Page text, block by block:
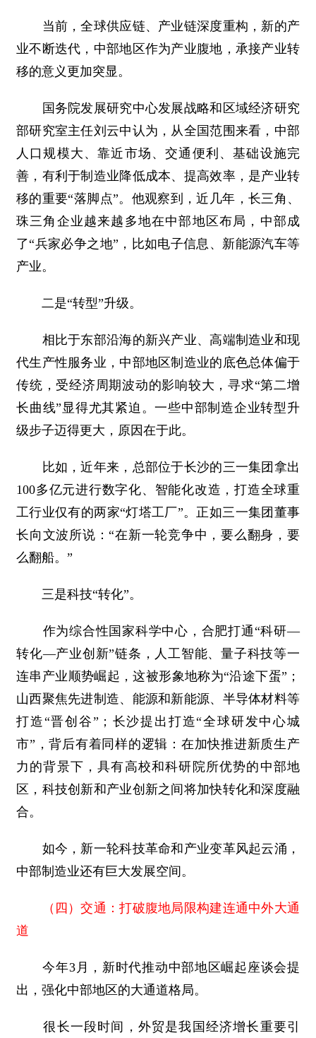
当前，全球供应链、产业链深度重构，新的产
业不断迭代，中部地区作为产业腹地，承接产业转
移的意义更加突显。
国务院发展研究中心发展战略和区域经济研究
部研究室主任刘云中认为，从全国范围来看，中部
人口规模大、靠近市场、交通便利、基础设施完
善，有利于制造业降低成本、提高效率，是产业转
移的重要“落脚点”。他观察到，近几年，长三角、
珠三角企业越来越多地在中部地区布局，中部成
了“兵家必争之地”，比如电子信息、新能源汽车等
产业。
二是“转型”升级。
相比于东部沿海的新兴产业、高端制造业和现
代生产性服务业，中部地区制造业的底色总体偏于
传统，受经济周期波动的影响较大，寻求“第二增
长曲线”显得尤其紧迫。一些中部制造企业转型升
级步子迈得更大，原因在于此。
比如，近年来，总部位于长沙的三一集团拿出
100多亿元进行数字化、智能化改造，打造全球重
工行业仅有的两家“灯塔工厂”。正如三一集团董事
长向文波所说：“在新一轮竞争中，要么翻身，要
么翻船。”
三是科技“转化”。
作为综合性国家科学中心，合肥打通“科研—
转化—产业创新”链条，人工智能、量子科技等一
连串产业顺势崛起，这被形象地称为“沿途下蛋”；
山西聚焦先进制造、能源和新能源、半导体材料等
打造“晋创谷”；长沙提出打造“全球研发中心城
市”，背后有着同样的逻辑：在加快推进新质生产
力的背景下，具有高校和科研院所优势的中部地
区，科技创新和产业创新之间将加快转化和深度融
合。
如今，新一轮科技革命和产业变革风起云涌，
中部制造业还有巨大发展空间。
（四）交通：打破腹地局限构建连通中外大通
道
今年3月，新时代推动中部地区崛起座谈会提
出，强化中部地区的大通道格局。
很长一段时间，外贸是我国经济增长重要引